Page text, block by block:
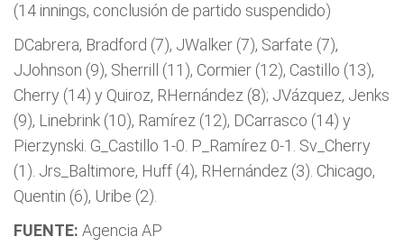
(14 innings, conclusión de partido suspendido)
DCabrera, Bradford (7), JWalker (7), Sarfate (7),
JJohnson (9), Sherrill (11), Cormier (12), Castillo (13),
Cherry (14) y Quiroz, RHernández (8); JVázquez, Jenks
(9), Linebrink (10), Ramí­rez (12), DCarrasco (14) y
Pierzynski. G_Castillo 1-0. P_Ramí­rez 0-1. Sv_Cherry
(1). Jrs_Baltimore, Huff (4), RHernández (3). Chicago,
Quentin (6), Uribe (2).
FUENTE: Agencia AP